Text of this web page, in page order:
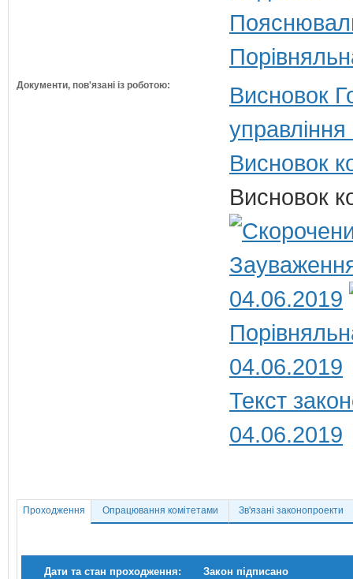
Документи, пов'язані із роботою:
Висновок
Висновок
Висновок
04.06.2019
04.06.2019
Текст
04.06.2019
Проходження Опрацювання комітетами Зв'язані законопроекти
Дати та стан проходження: Закон підписано